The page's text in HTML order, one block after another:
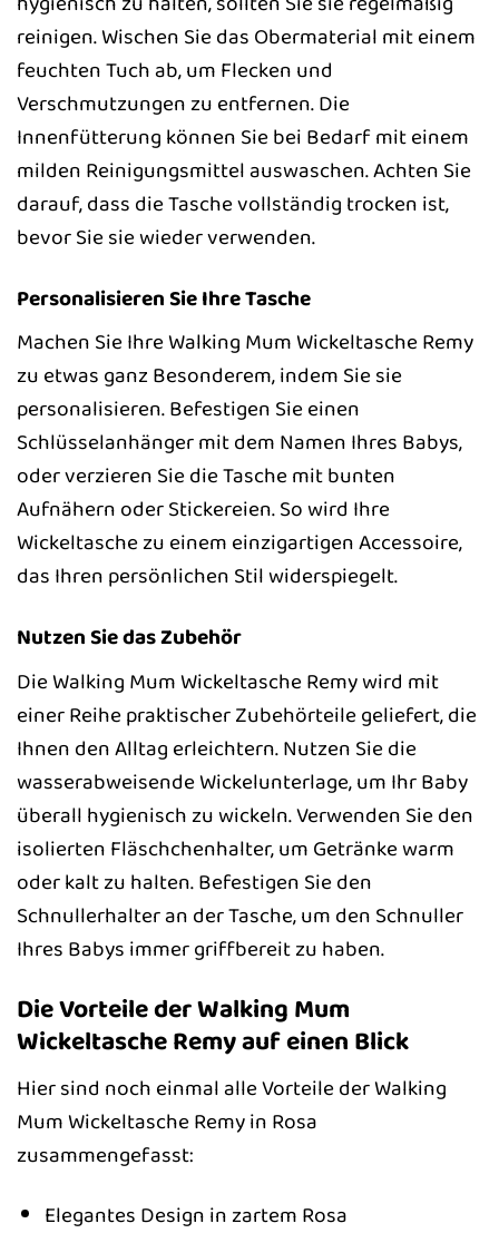
reinigen. Wischen Sie das Obermaterial mit einem
feuchten Tuch ab, um Flecken und
Verschmutzungen zu entfernen. Die
Innenfütterung können Sie bei Bedarf mit einem
milden Reinigungsmittel auswaschen. Achten Sie
darauf, dass die Tasche vollständig trocken ist,
bevor Sie sie wieder verwenden.
Personalisieren Sie Ihre Tasche
Machen Sie Ihre Walking Mum Wickeltasche Remy
zu etwas ganz Besonderem, indem Sie sie
personalisieren. Befestigen Sie einen
Schlüsselanhänger mit dem Namen Ihres Babys,
oder verzieren Sie die Tasche mit bunten
Aufnähern oder Stickereien. So wird Ihre
Wickeltasche zu einem einzigartigen Accessoire,
das Ihren persönlichen Stil widerspiegelt.
Nutzen Sie das Zubehör
Die Walking Mum Wickeltasche Remy wird mit
einer Reihe praktischer Zubehörteile geliefert, die
Ihnen den Alltag erleichtern. Nutzen Sie die
wasserabweisende Wickelunterlage, um Ihr Baby
überall hygienisch zu wickeln. Verwenden Sie den
isolierten Fläschchenhalter, um Getränke warm
oder kalt zu halten. Befestigen Sie den
Schnullerhalter an der Tasche, um den Schnuller
Ihres Babys immer griffbereit zu haben.
Die Vorteile der Walking Mum
Wickeltasche Remy auf einen Blick
Hier sind noch einmal alle Vorteile der Walking
Mum Wickeltasche Remy in Rosa
zusammengefasst:
Elegantes Design in zartem Rosa